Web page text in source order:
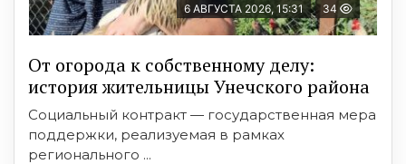
6 АВГУСТА 2026, 15:31 34
От огорода к собственному делу:
история жительницы Унечского района
Социальный контракт — государственная мера
поддержки, реализуемая в рамках
регионального ...